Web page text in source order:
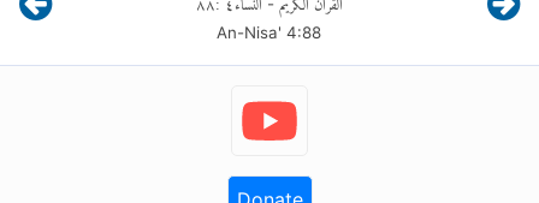
हो, जबकि अल्लाह ने उनके कुकर्मों के कारण उन्हें ओंधा कर दिया है। क्या
तुम उसे सुपथ दर्शा देना चाहते हो, जिसे अल्लाह ने कुपथ कर दिया हो?
और जिसे अल्लाह कुपथ कर दे, तो तुम उसके लिए कोई राह नहीं पा
-
An-Nisa' 4:88